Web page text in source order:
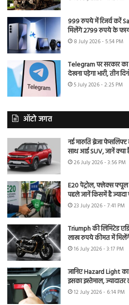
999 रुपये में रिजर्व करें
मिलेंगे 2799 रुपये के
8 July 2026 - 5:54 PM
Telegram पर सरकार
देखना पड़ेगा भारी, तीन
5 July 2026 - 2:25 PM
ऑटो जगत
नई मारुति ब्रेजा
साथ आई SUV, जानें क्या
26 July 2026 - 3:56 PM
E20 पेट्रोल, फ्लेक्स फ्यूल
पहले जानें किसमें है ज्यादा
23 July 2026 - 7:41 PM
Triumph की लिमिटेड
लाख रुपये कीमत में मिलेंगे
16 July 2026 - 3:17 PM
जानिए Hazard Light
इसका इस्तेमाल,
12 July 2026 - 6:14 PM